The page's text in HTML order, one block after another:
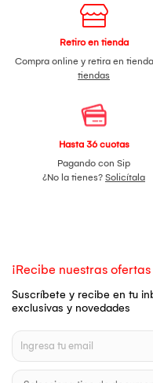
Retiro en tienda
Compra online y retira en
tiendas
Hasta 36 cuotas
Pagando con Sip
¿No la tienes? Solicítala
¡Recibe nuestras
Suscríbete y recibe en tu
exclusivas y novedades